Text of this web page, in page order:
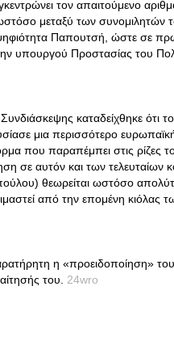
τον απαιτούμενο
μεταξύ των συνομιλητών
Παπουτσή, ώστε σε
υπουργού Προστασίας του
καταδείχθηκε ότι
μια περισσότερο
που παραπέμπει στις ρίζες
σε αυτόν και των τελευταίων
θεωρείται ωστόσο
από την επομένη κιόλας
η «προειδοποίηση»
του. 24wro